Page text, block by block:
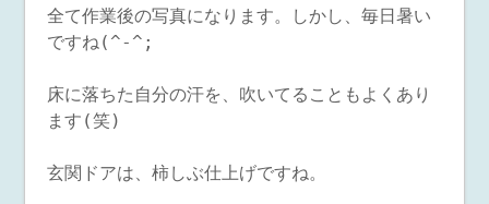
全て作業後の写真になります。しかし、毎日暑い
ですね(^-^;
床に落ちた自分の汗を、吹いてることもよくあり
ます(笑)
玄関ドアは、柿しぶ仕上げですね。